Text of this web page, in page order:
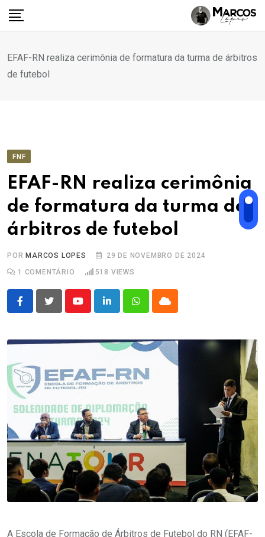
para
conteúdo
EFAF-RN realiza cerimônia de formatura da turma de árbitros
de futebol
FNF
EFAF-RN realiza cerimônia
de formatura da turma de
árbitros de futebol
PORMARCOS LOPES
29 DE NOVEMBRO DE 2024
1 COMENTÁRIO 518 VIEWS
YoutubeLinkedInWhatsappCloud
A Escola de Formação de Árbitros de Futebol do RN (EFAF-